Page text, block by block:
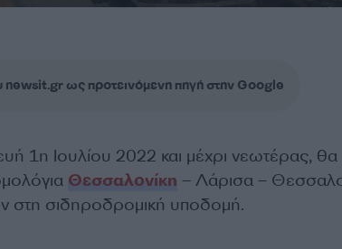
newsit.gr ως προτεινόμενη πηγή στην Google
1η Ιουλίου 2022 και μέχρι νεωτέρας, θα
Θεσσαλονίκη – Λάρισα –
στη σιδηροδρομική υποδομή.